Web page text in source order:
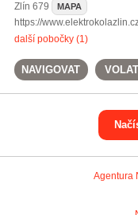
Zlín 679 MAPA
https://
další pobočky (1)
NAVIGOVAT VOLAT
Agentura